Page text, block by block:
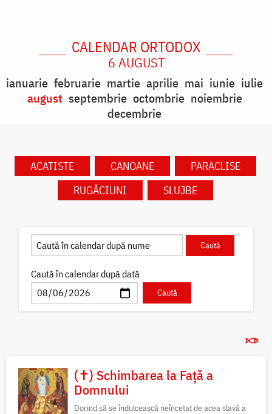
CALENDAR ORTODOX
6 AUGUST
ianuarie februarie martie aprilie mai iunie iulie
august septembrie octombrie noiembrie
decembrie
ACATISTE CANOANE
PARACLISE
RUGĂCIUNI
SLUJBE
Caută în calendar după dată
(✝) Schimbarea la Față a
Domnului
Dorind să se îndulcească neîncetat de acea slavă a